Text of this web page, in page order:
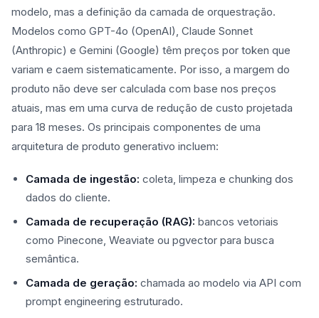
modelo, mas a definição da camada de orquestração.
Modelos como GPT-4o (OpenAI), Claude Sonnet
(Anthropic) e Gemini (Google) têm preços por token que
variam e caem sistematicamente. Por isso, a margem do
produto não deve ser calculada com base nos preços
atuais, mas em uma curva de redução de custo projetada
para 18 meses. Os principais componentes de uma
arquitetura de produto generativo incluem:
Camada de ingestão: coleta, limpeza e chunking dos
dados do cliente.
Camada de recuperação (RAG): bancos vetoriais
como Pinecone, Weaviate ou pgvector para busca
semântica.
Camada de geração: chamada ao modelo via API com
prompt engineering estruturado.